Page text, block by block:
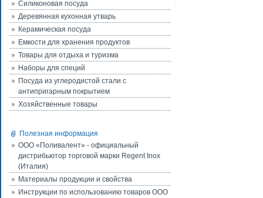
Силиконовая посуда
Деревянная кухонная утварь
Керамическая посуда
Емкости для хранения продуктов
Товары для отдыха и туризма
Наборы для специй
Посуда из углеродистой стали с
антипригарным покрытием
Хозяйственные товары
Полезная информация
ООО «Поливалент» - официальный
дистрибьютор торговой марки Regent Inox
(Италия)
Материалы продукции и свойства
Инструкции по использованию товаров ООО